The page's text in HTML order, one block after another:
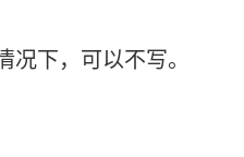
下，可以不写。